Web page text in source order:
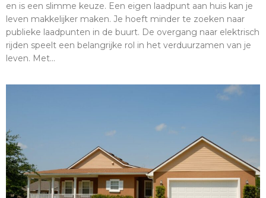
en is een slimme keuze. Een eigen laadpunt aan huis kan je
leven makkelijker maken. Je hoeft minder te zoeken naar
publieke laadpunten in de buurt. De overgang naar elektrisch
rijden speelt een belangrijke rol in het verduurzamen van je
leven. Met...